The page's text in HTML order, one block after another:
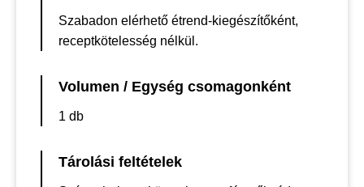
Szabadon elérhető étrend-kiegészítőként,
receptkötelesség nélkül.
Volumen / Egység csomagonként
1 db
Tárolási feltételek